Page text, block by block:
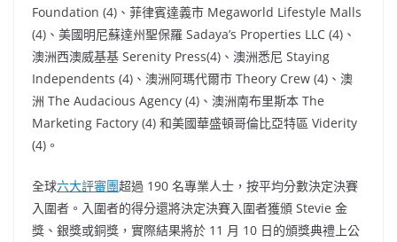
Foundation (4)、菲律賓達義市 Megaworld Lifestyle Malls
(4)、美國明尼蘇達州聖保羅 Sadaya’s Properties LLC (4)、
澳洲西澳威基基 Serenity Press(4)、澳洲悉尼 Staying
Independents (4)、澳洲阿瑪代爾市 Theory Crew (4)、澳
洲 The Audacious Agency (4)、澳洲南布里斯本 The
Marketing Factory (4) 和美國華盛頓哥倫比亞特區 Viderity
(4)。
全球六大評審團超過 190 名專業人士，按平均分數決定決賽
入圍者。入圍者的得分還將決定決賽入圍者獲頒 Stevie 金
獎、銀獎或銅獎，實際結果將於 11 月 10 日的頒獎典禮上公